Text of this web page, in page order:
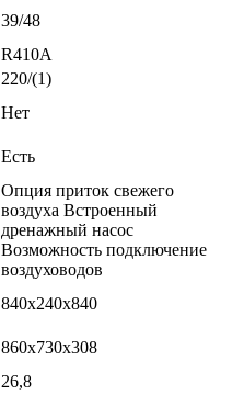
39/48
R410A
220/(1)
Нет
Есть
Опция приток свежего
воздуха Встроенный
дренажный насос
Возможность подключение
воздуховодов
840х240х840
860х730х308
26,8